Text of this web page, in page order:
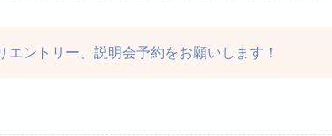
エントリー、説明会予約をお願いします！